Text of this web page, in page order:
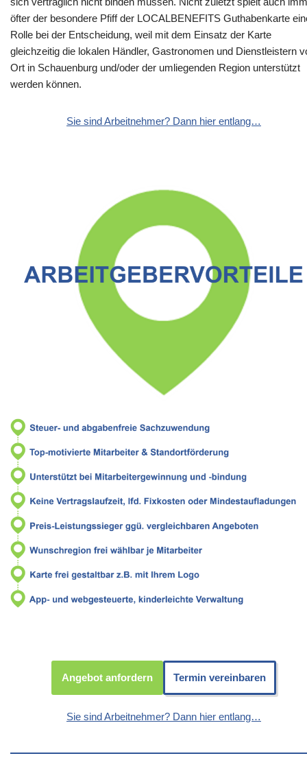
öfter der besondere Pfiff der LOCALBENEFITS Guthabenkarte
Rolle bei der Entscheidung, weil mit dem Einsatz der Karte
gleichzeitig die lokalen Händler, Gastronomen und Dienstleistern
Ort in Schauenburg und/oder der umliegenden Region unterstützt
werden können.
Sie sind Arbeitnehmer? Dann hier entlang…
Angebot anfordern Termin vereinbaren
Sie sind Arbeitnehmer? Dann hier entlang…